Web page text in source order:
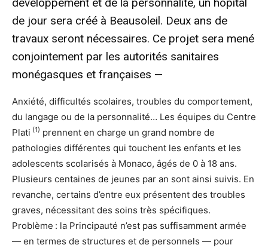
de jour sera créé à Beausoleil. Deux ans de
travaux seront nécessaires. Ce projet sera mené
conjointement par les autorités sanitaires
monégasques et françaises —
Anxiété, difficultés scolaires, troubles du comportement,
du langage ou de la personnalité… Les équipes du Centre
Plati (1) prennent en charge un grand nombre de
pathologies différentes qui touchent les enfants et les
adolescents scolarisés à Monaco, âgés de 0 à 18 ans.
Plusieurs centaines de jeunes par an sont ainsi suivis. En
revanche, certains d’entre eux présentent des troubles
graves, nécessitant des soins très spécifiques.
Problème : la Principauté n’est pas suffisamment armée
— en termes de structures et de personnels — pour